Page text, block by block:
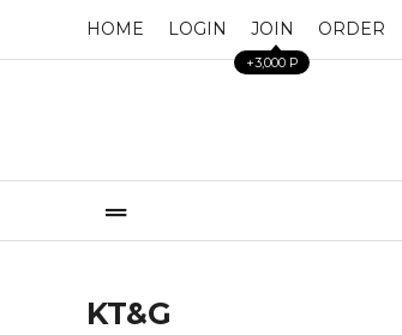
HOME LOGIN JOIN
+3,000 P
ORDER
KT&G